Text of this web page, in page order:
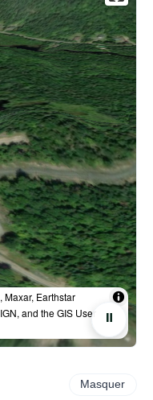
, Maxar, Earthstar
and the GIS User
⏸
Masquer